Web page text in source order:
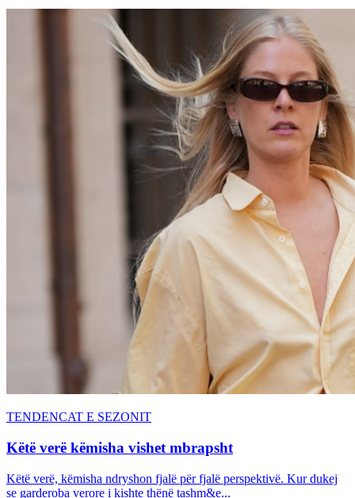
TENDENCAT E SEZONIT
Këtë verë këmisha vishet mbrapsht
Këtë verë, këmisha ndryshon fjalë për fjalë perspektivë. Kur dukej
se garderoba verore i kishte thënë tashm&e...